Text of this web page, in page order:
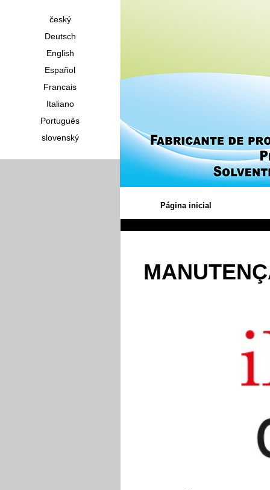
český
Deutsch
English
Español
Francais
Italiano
Português
slovenský
Página inicial